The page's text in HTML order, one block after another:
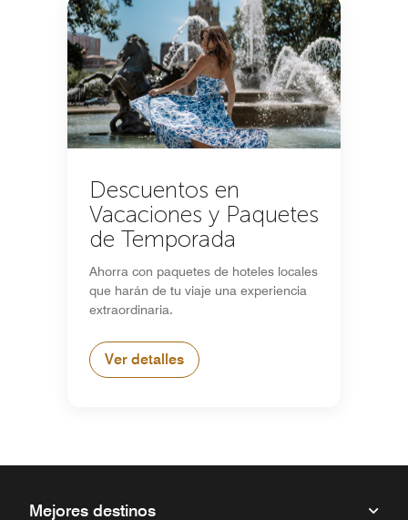
Descuentos en
Vacaciones y Paquetes
de Temporada
Ahorra con paquetes de hoteles locales
que harán de tu viaje una experiencia
extraordinaria.
Ver detalles
Mejores destinos